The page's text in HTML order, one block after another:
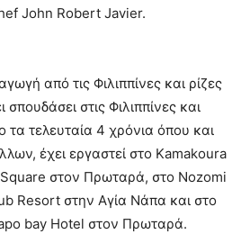
John Robert Javier.
από τις Φιλιππίνες και ρίζες
στις Φιλιππίνες και
τα τελευταία 4 χρόνια όπου και
έχει εργαστεί στο Kamakoura
στον Πρωταρά, στο Nozomi
Resort στην Αγία Νάπα και στο
bay Hotel στον Πρωταρά.